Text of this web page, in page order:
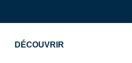
DÉCOUVRIR